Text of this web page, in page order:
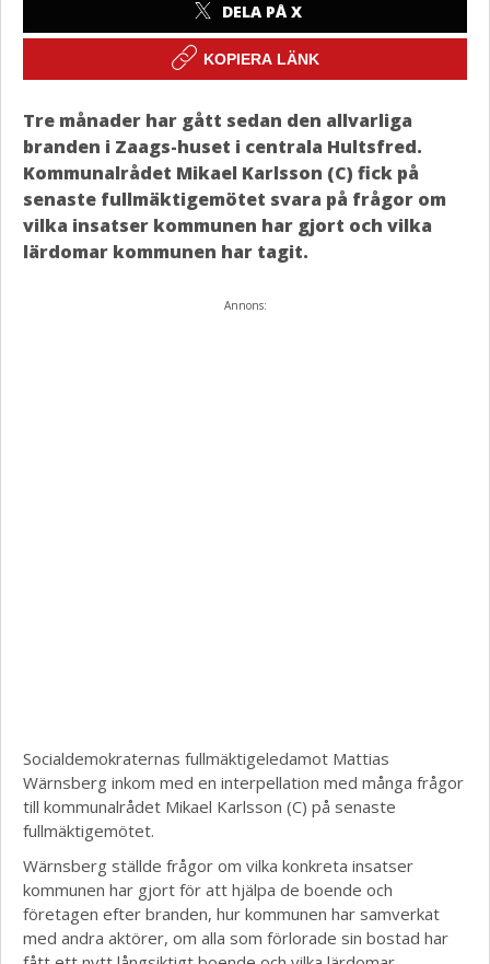
DELA PÅ X
KOPIERA LÄNK
Tre månader har gått sedan den allvarliga
branden i Zaags-huset i centrala Hultsfred.
Kommunalrådet Mikael Karlsson (C) fick på
senaste fullmäktigemötet svara på frågor om
vilka insatser kommunen har gjort och vilka
lärdomar kommunen har tagit.
Annons:
Socialdemokraternas fullmäktigeledamot Mattias
Wärnsberg inkom med en interpellation med många frågor
till kommunalrådet Mikael Karlsson (C) på senaste
fullmäktigemötet.
Wärnsberg ställde frågor om vilka konkreta insatser
kommunen har gjort för att hjälpa de boende och
företagen efter branden, hur kommunen har samverkat
med andra aktörer, om alla som förlorade sin bostad har